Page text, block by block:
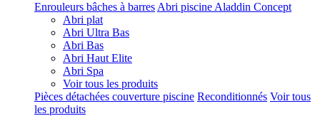
Enrouleurs bâches à barres Abri piscine Aladdin Concept
Abri plat
Abri Ultra Bas
Abri Bas
Abri Haut Elite
Abri Spa
Voir tous les produits
Pièces détachées couverture piscine Reconditionnés Voir tous
les produits